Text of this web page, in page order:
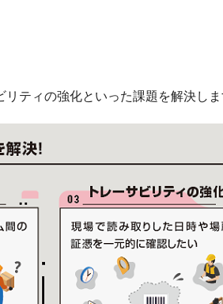
ティの強化といった課題を解決しま